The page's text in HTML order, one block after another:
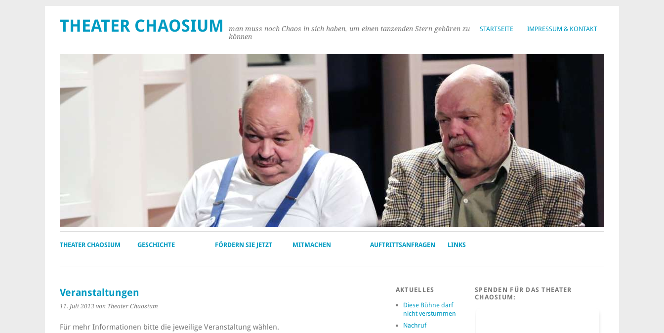
STARTSEITE IMPRESSUM & KONTAKT
THEATER CHAOSIUM
man muss noch Chaos in sich haben, um einen tanzenden Stern gebären zu
können
THEATER CHAOSIUM GESCHICHTE FÖRDERN SIE JETZT MITMACHEN AUFTRITTSANFRAGEN LINKS
Veranstaltungen
11. Juli 2013 von Theater Chaosium
Für mehr Informationen bitte die jeweilige Veranstaltung wählen.
AKTUELLES
Diese Bühne darf
nicht verstummen
Nachruf
SPENDEN FÜR DAS THEATER
CHAOSIUM: